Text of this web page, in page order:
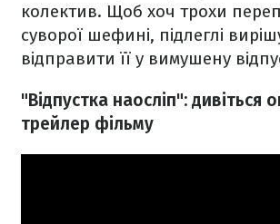
колектив. Щоб хоч трохи
суворої шефині, підлеглі
відправити її у вимушену
"Відпустка наосліп": дивіться
трейлер фільму